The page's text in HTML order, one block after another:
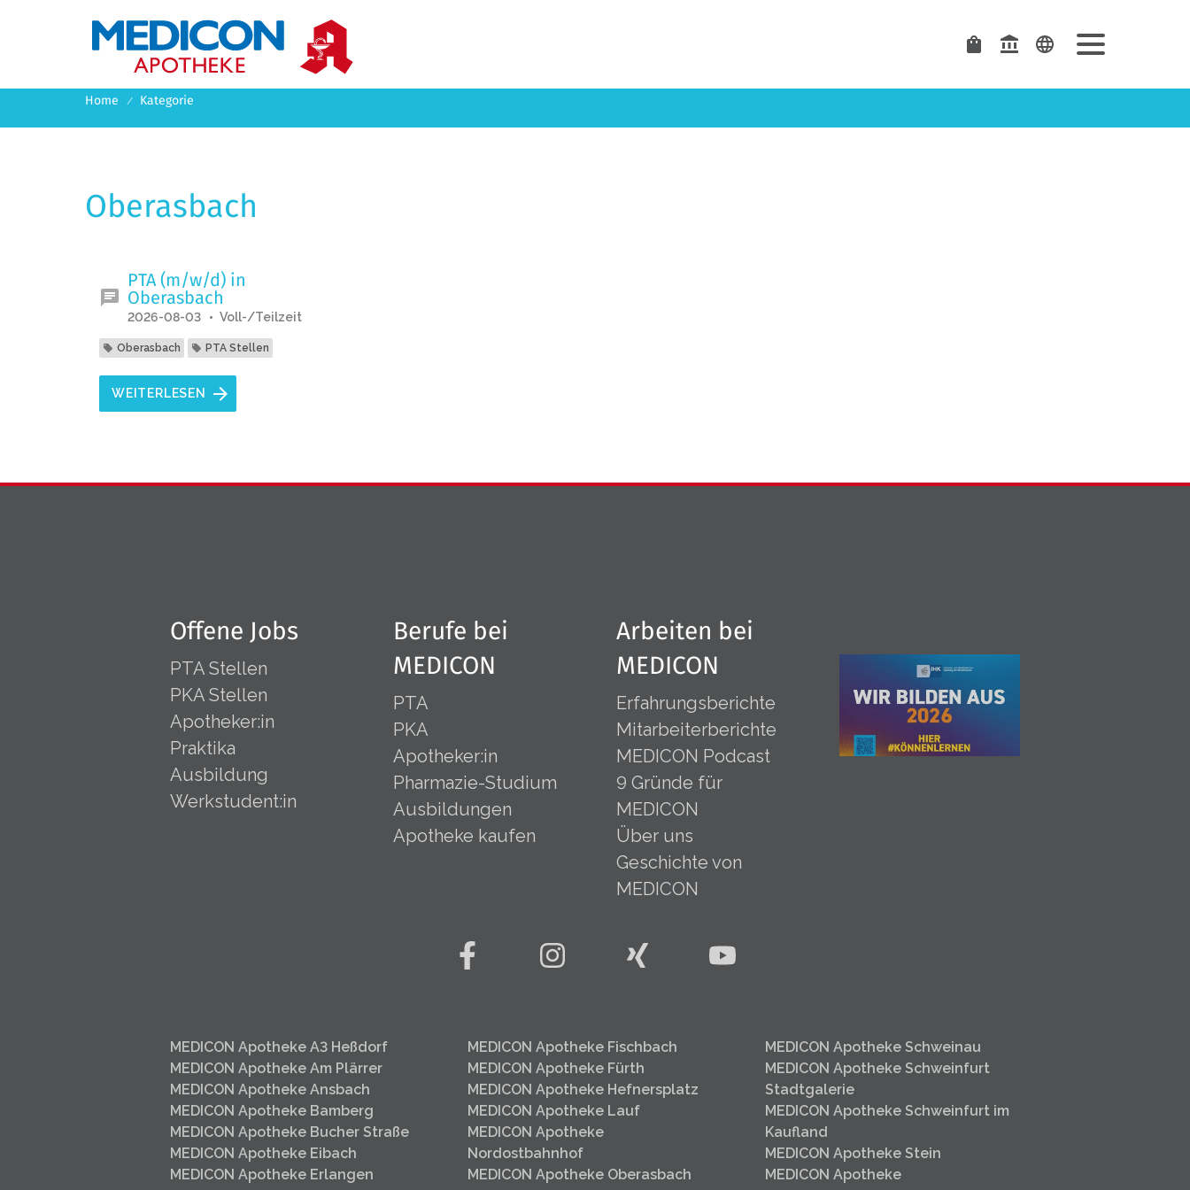

Home Kategorie
Oberasbach
PTA (m/w/d) in
Oberasbach
2026-08-03 Voll-/Teilzeit
Oberasbach PTA Stellen
WEITERLESEN
Offene Jobs
PTA Stellen
PKA Stellen
Apotheker:in
Praktika
Ausbildung
Werkstudent:in
Berufe bei
MEDICON
PTA
PKA
Apotheker:in
Pharmazie-Studium
Ausbildungen
Apotheke kaufen
Arbeiten bei
MEDICON
Erfahrungsberichte
Mitarbeiterberichte
MEDICON Podcast
9 Gründe für
MEDICON
Über uns
Geschichte von
MEDICON
MEDICON Apotheke A3 Heßdorf
MEDICON Apotheke Am Plärrer
MEDICON Apotheke Ansbach
MEDICON Apotheke Bamberg
MEDICON Apotheke Bucher Straße
MEDICON Apotheke Eibach
MEDICON Apotheke Erlangen
MEDICON Apotheke Fischbach
MEDICON Apotheke Fürth
MEDICON Apotheke Hefnersplatz
MEDICON Apotheke Lauf
MEDICON Apotheke
Nordostbahnhof
MEDICON Apotheke Oberasbach
MEDICON Apotheke Schweinau
MEDICON Apotheke Schweinfurt
Stadtgalerie
MEDICON Apotheke Schweinfurt im
Kaufland
MEDICON Apotheke Stein
MEDICON Apotheke